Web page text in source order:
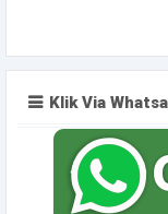
Klik Via